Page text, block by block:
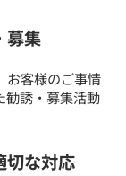
募集
お客様のご事情
勧誘・募集活動
切な対応